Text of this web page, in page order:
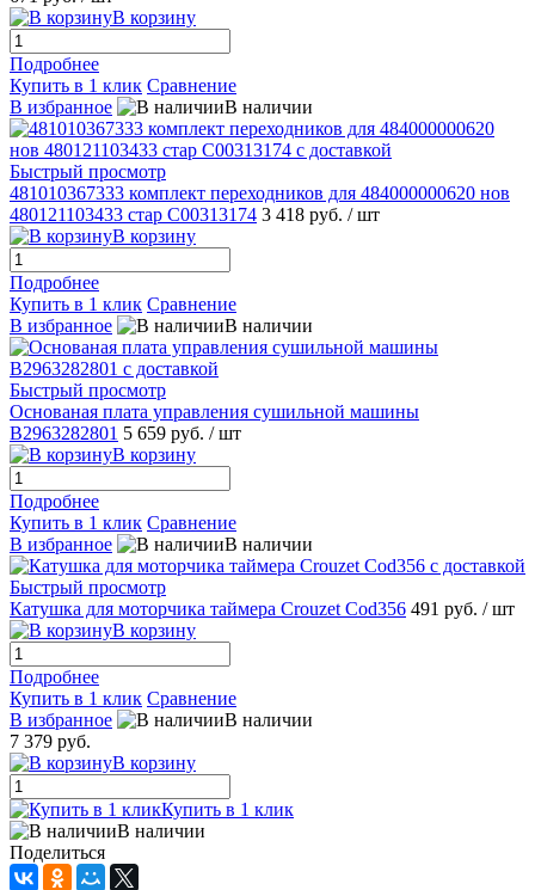
В корзину
Подробнее
Купить в 1 клик Сравнение
В избранное
В наличии
Быстрый просмотр
481010367333 комплект переходников для 484000000620 нов
480121103433 стар C00313174 3 418 руб. / шт
В корзину
Подробнее
Купить в 1 клик Сравнение
В избранное
В наличии
Быстрый просмотр
Основаная плата управления сушильной машины
B2963282801 5 659 руб. / шт
В корзину
Подробнее
Купить в 1 клик Сравнение
В избранное
В наличии
Быстрый просмотр
Катушка для моторчика таймера Crouzet Cod356 491 руб. / шт
В корзину
Подробнее
Купить в 1 клик Сравнение
В избранное
В наличии
7 379 руб.
В корзину
Купить в 1 клик
В наличии
Поделиться